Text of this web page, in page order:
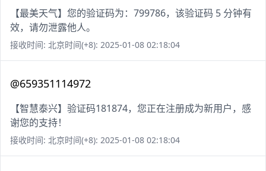
【最美天气】您的验证码为：799786，该验证码 5 分钟有
效，请勿泄露他人。
接收时间: 北京时间(+8): 2025-01-08 02:18:04
@659351114972
【智慧泰兴】验证码181874，您正在注册成为新用户，感
谢您的支持！
接收时间: 北京时间(+8): 2025-01-08 02:18:04